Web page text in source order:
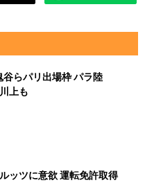
らパリ出場枠 パラ陸
上も
ッツに意欲 運転免許取得